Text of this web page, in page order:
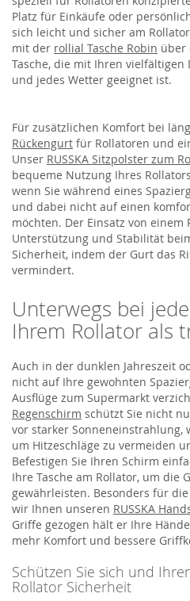
Platz für Einkäufe oder
sich leicht und sicher am
mit der rollial Tasche Robin über
Tasche, die mit Ihren
und jedes Wetter geeignet ist.
Für zusätzlichen Komfort bei
Rückengurt für Rollatoren und
Unser RUSSKA Sitzpolster zum
bequeme Nutzung Ihres
wenn Sie während eines
und dabei nicht auf einen
möchten. Der Einsatz von
Unterstützung und Stabilität
Sicherheit, indem der Gurt das
vermindert.
Unterwegs bei
Ihrem Rollator als
Auch in der dunklen Jahreszeit
nicht auf Ihre gewohnten
Ausflüge zum Supermarkt
Regenschirm schützt Sie nicht
vor starker Sonneneinstrahlung,
um Hitzeschläge zu vermeiden
Befestigen Sie Ihren Schirm
Ihre Tasche am Rollator, um die
gewährleisten. Besonders für
wir Ihnen unseren RUSSKA
Griffe gezogen hält er Ihre
mehr Komfort und bessere
Schützen Sie sich und
Rollator Sicherheit